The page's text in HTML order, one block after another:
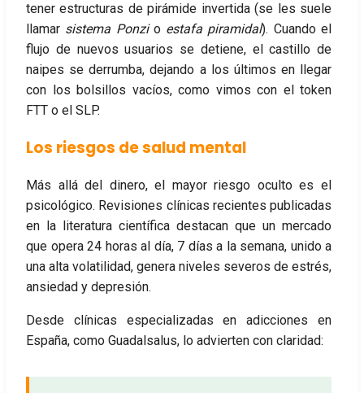
tener estructuras de pirámide invertida (se les suele
llamar sistema Ponzio estafa piramidal). Cuando el
flujo de nuevos usuarios se detiene, el castillo de
naipes se derrumba, dejando a los últimos en llegar
con los bolsillos vacíos, como vimos con el token
FTT o el SLP.
Los riesgos de salud mental
Más allá del dinero, el mayor riesgo oculto es el
psicológico. Revisiones clínicas recientes publicadas
en la literatura científica destacan que un mercado
que opera 24 horas al día, 7 días a la semana, unido a
una alta volatilidad, genera niveles severos de estrés,
ansiedad y depresión.
Desde clínicas especializadas en adicciones en
España, como Guadalsalus, lo advierten con claridad: